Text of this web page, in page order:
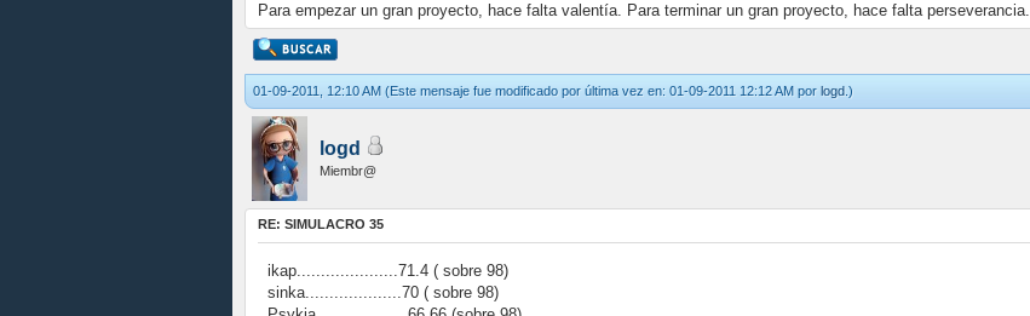
Para empezar un gran proyecto, hace falta valentía. Para terminar un gran proyecto, hace falta perseverancia.
01-09-2011, 12:10 AM (Este mensaje fue modificado por última vez en: 01-09-2011 12:12 AM por logd .)
logd
Miembr@
RE: SIMULACRO 35
ikap.....................71.4 ( sobre 98)
sinka....................70 ( sobre 98)